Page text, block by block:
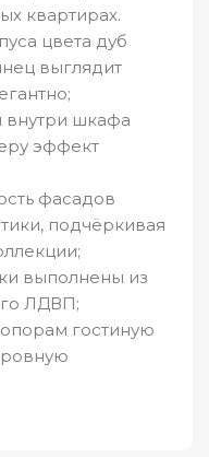
квартирах.
цвета дуб
выглядит
внутри шкафа
эффект
фасадов
подчёркивая
выполнены из
ЛДВП;
гостиную